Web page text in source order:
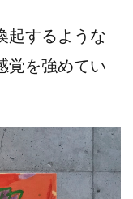
起するような
覚を強めてい